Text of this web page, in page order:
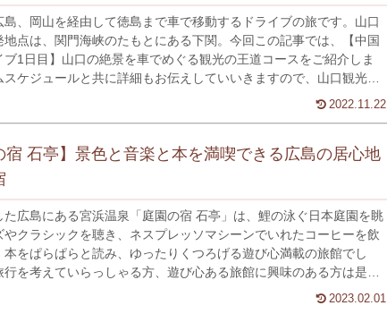
島、岡山を経由して徳島まで車で移動するドライブの旅です。山口
地点は、関門海峡のたもとにある下関。今回この記事では、【中国
ブ1日目】山口の絶景を車でめぐる観光の王道コースをご紹介しま
ケジュールと共に詳細もお伝えしていいきますので、山口観光に
2022.11.22
宿 石亭】景色と音楽と本を満喫できる広島の居心地
た広島にある宮浜温泉「庭園の宿 石亭」は、鯉の泳ぐ日本庭園を眺
やクラシックを聴き、ネスプレッソマシーンでいれたコーヒーを飲
本をぱらぱらと読み、ゆったりくつろげる遊び心満載の旅館でし
行を考えていらっしゃる方、遊び心ある旅館に興味のある方は是非
2023.02.01